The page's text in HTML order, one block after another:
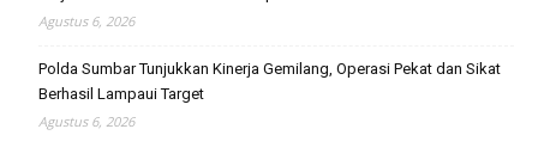
Agustus 6, 2026
Polda Sumbar Tunjukkan Kinerja Gemilang, Operasi Pekat dan Sikat
Berhasil Lampaui Target
Agustus 6, 2026